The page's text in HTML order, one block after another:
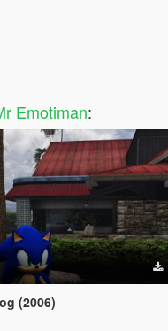
Emotiman:
(2006)